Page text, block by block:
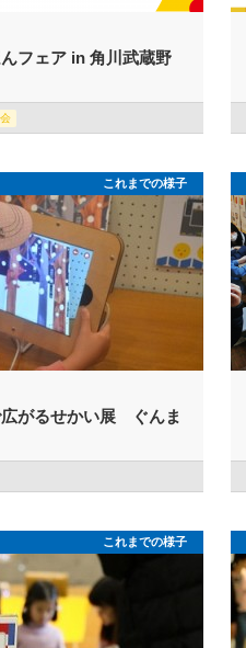
フェア in 角川武蔵野
これまでの様子
がるせかい展 ぐんま
これまでの様子